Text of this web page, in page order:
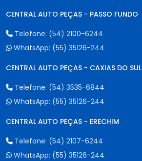
CENTRAL AUTO PEÇAS - PASSO FUNDO
Telefone: (54) 2100-6244
WhatsApp: (55) 35126-244
CENTRAL AUTO PEÇAS - CAXIAS DO SUL
Telefone: (54) 3535-6844
WhatsApp: (55) 35126-244
CENTRAL AUTO PEÇAS - ERECHIM
Telefone: (54) 2107-6244
WhatsApp: (55) 35126-244